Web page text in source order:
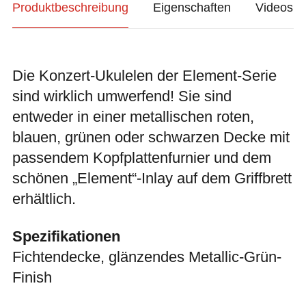
Produktbeschreibung Eigenschaften Videos
Die Konzert-Ukulelen der Element-Serie
sind wirklich umwerfend! Sie sind
entweder in einer metallischen roten,
blauen, grünen oder schwarzen Decke mit
passendem Kopfplattenfurnier und dem
schönen „Element“-Inlay auf dem Griffbrett
erhältlich.
Spezifikationen
Fichtendecke, glänzendes Metallic-Grün-
Finish